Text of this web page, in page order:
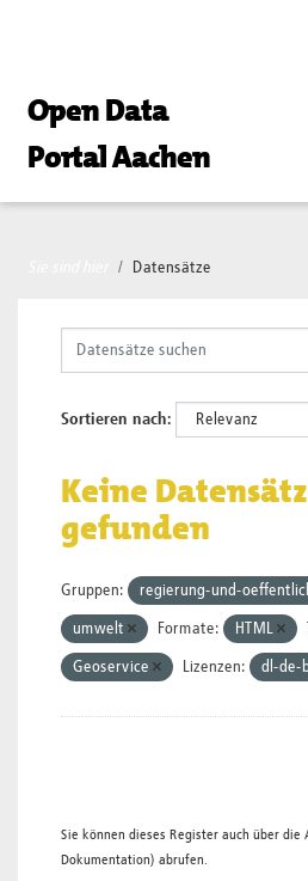
Open Data
Portal Aachen
Datensätze
Sortieren nach
Keine
gefunden
Gruppen: regierung-und-
umwelt Formate: HTML
Geoservice Lizenzen: dl-de-
Sie können dieses Register auch über die
Dokumentation) abrufen.